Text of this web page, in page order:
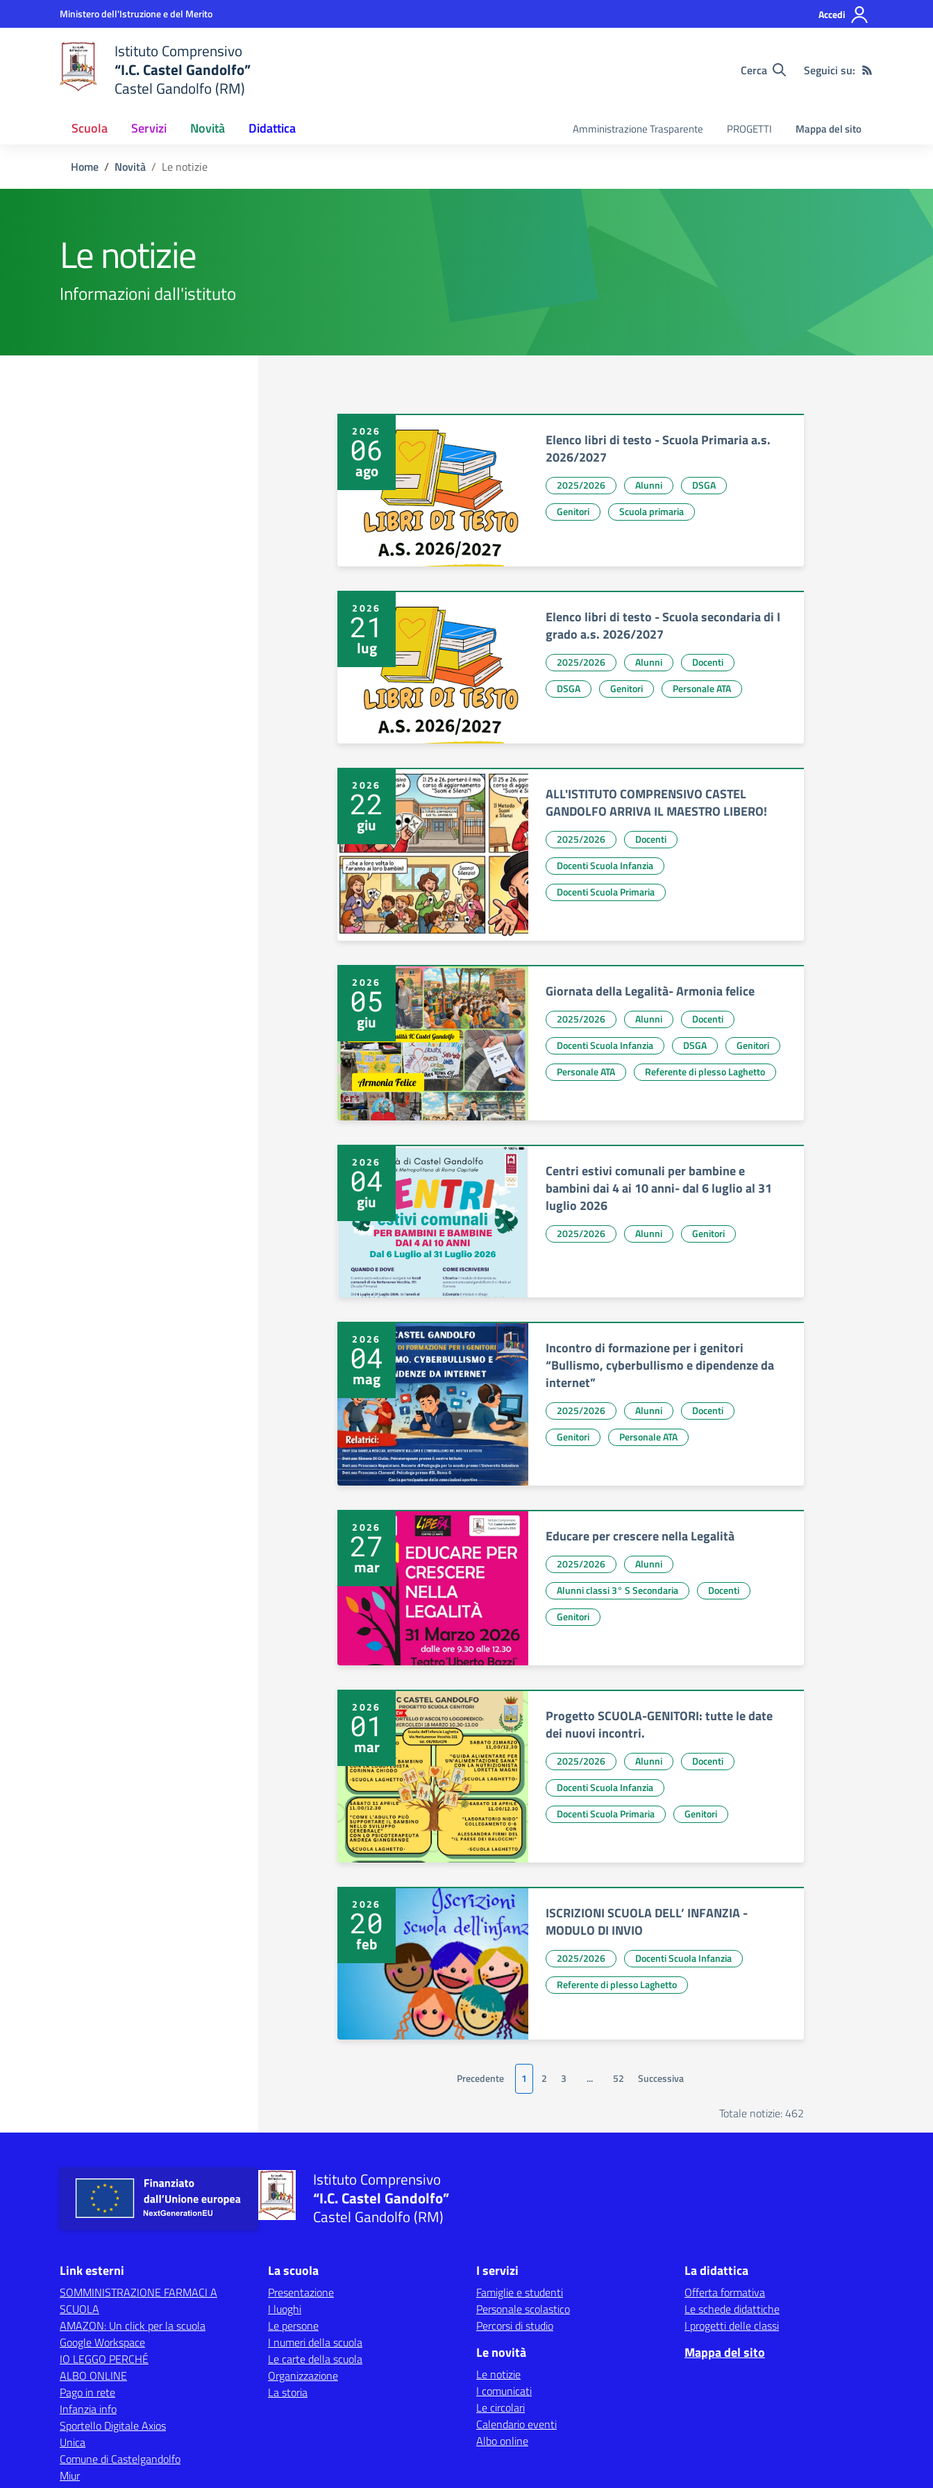
Vai ai contenuti
Vai al menu di navigazioneMinistero dell'Istruzione e del Merito Accedi
Istituto Comprensivo
“I.C. Castel Gandolfo”
Castel Gandolfo (RM)
Cerca Seguici su:
Scuola Servizi Novità Didattica Amministrazione Trasparente PROGETTI Mappa del sito
Home Novità Le notizie
Le notizie
Informazioni dall'istituto
2026
06
ago
Elenco libri di testo - Scuola Primaria a.s.
2026/2027
2025/2026 Alunni
DSGA
Genitori
Scuola primaria
2026
21
lug
Elenco libri di testo - Scuola secondaria di I
grado a.s. 2026/2027
2025/2026 Alunni
Docenti
DSGA
Genitori Personale ATA
2026
22
giu
ALL'ISTITUTO COMPRENSIVO CASTEL
GANDOLFO ARRIVA IL MAESTRO LIBERO!
2025/2026
Docenti
Docenti Scuola Infanzia
Docenti Scuola Primaria
2026
05
giu
Giornata della Legalità- Armonia felice
2025/2026 Alunni
Docenti
Docenti Scuola Infanzia
DSGA
Genitori
Personale ATA
Referente di plesso Laghetto
2026
04
giu
Centri estivi comunali per bambine e
bambini dai 4 ai 10 anni- dal 6 luglio al 31
luglio 2026
2025/2026 Alunni Genitori
2026
04
mag
Incontro di formazione per i genitori
“Bullismo, cyberbullismo e dipendenze da
internet”
2025/2026 Alunni
Docenti
Genitori
Personale ATA
2026
27
mar
Educare per crescere nella Legalità
2025/2026
Alunni
Alunni classi 3° S Secondaria
Docenti
Genitori
2026
01
mar
Progetto SCUOLA-GENITORI: tutte le date
dei nuovi incontri.
2025/2026 Alunni
Docenti
Docenti Scuola Infanzia
Docenti Scuola Primaria
Genitori
2026
20
feb
ISCRIZIONI SCUOLA DELL’ INFANZIA -
MODULO DI INVIO
2025/2026
Docenti Scuola Infanzia
Referente di plesso Laghetto
Precedente 1 2 3 ... 52 Successiva
Totale notizie: 462
Istituto Comprensivo
“I.C. Castel Gandolfo”
Castel Gandolfo (RM)
Link esterni
SOMMINISTRAZIONE FARMACI A
SCUOLA
AMAZON: Un click per la scuola
Google Workspace
IO LEGGO PERCHÉ
ALBO ONLINE
Pago in rete
Infanzia info
Sportello Digitale Axios
Unica
Comune di Castelgandolfo
Miur
La scuola
Presentazione
I luoghi
Le persone
I numeri della scuola
Le carte della scuola
Organizzazione
La storia
I servizi
Famiglie e studenti
Personale scolastico
Percorsi di studio
Le novità
Le notizie
I comunicati
Le circolari
Calendario eventi
Albo online
La didattica
Offerta formativa
Le schede didattiche
I progetti delle classi
Mappa del sito